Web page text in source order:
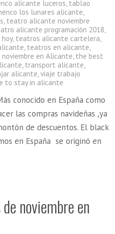
alicante luceros, tablao
los lunares alicante,
, teatro alicante noviembre
alicante programación 2018,
, teatros alicante cartelera,
, teatros en alicante,
en Alicante, the best
, transport alicante,
alicante,viaje trabajo
to stay in alicante
conocido en España como
las compras navideñas ,ya
de descuentos. El black
en España se originó en
noviembre en